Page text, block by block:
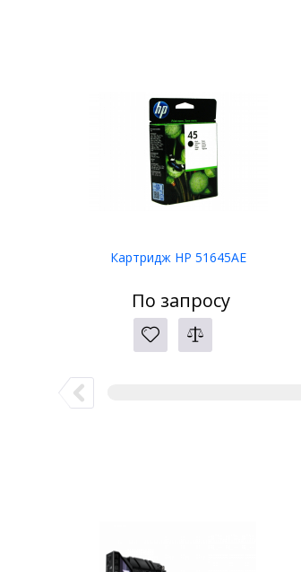
Картридж HP 51645AE
По запросу